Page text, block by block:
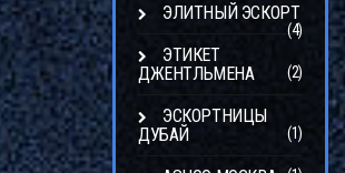
ЭЛИТНЫЙ ЭСКОРТ
(4)
ЭТИКЕТ
ДЖЕНТЛЬМЕНА
(2)
ЭСКОРТНИЦЫ
ДУБАЙ
(1)